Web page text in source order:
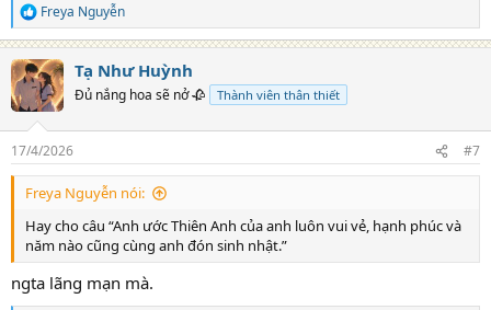
R
e
a
c
t
i
s
:
Freya Nguyễn
Tạ Như Huỳnh
Đủ nắng hoa sẽ nở 🥀 Thành viên thân thiết
17/4/2026 #7
Freya Nguyễn nói:
Hay cho câu “Anh ước Thiên Anh của anh luôn vui vẻ, hạnh phúc và
năm nào cũng cùng anh đón sinh nhật.”
ngta lãng mạn mà.